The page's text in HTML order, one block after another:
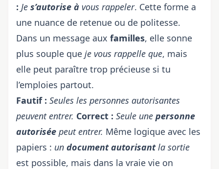
: Je s’autorise à vous rappeler. Cette forme a
une nuance de retenue ou de politesse.
Dans un message aux familles, elle sonne
plus souple que je vous rappelle que, mais
elle peut paraître trop précieuse si tu
l’emploies partout.
Fautif : Seules les personnes autorisantes
peuvent entrer. Correct : Seule une personne
autorisée peut entrer. Même logique avec les
papiers : un document autorisantla sortie
est possible, mais dans la vraie vie on